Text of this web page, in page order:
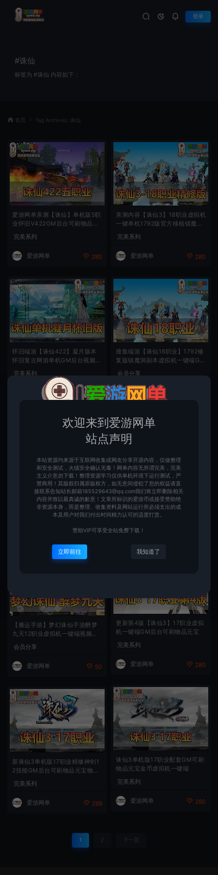
登录
#诛仙
标签为 #诛仙 内容如下：
首页 Tag Archives: 诛仙
爱游网单亲测【诛仙】单机版5职
业怀旧V422GM后台可刷物品元
宝虚拟机一键端
完美系列
爱游网单 280
亲测内容【诛仙3】18职业虚拟机
一键单机1792版官方移植镇魔洞
副本精修带EL编辑器GM后台工
具爱游网单亲测视频教学
完美系列
爱游网单 280
怀旧端游【诛仙422】凝月版本
怀旧复古网游单机GM后台视频安
装教学虚拟机一键端带EL和角色
管理器
完美系列
爱游网单 280
搜集端游【诛仙18职业】1792修
复版镇魔洞副本虚拟机一键端GM
后台
会员分享
爱游网单
搜集整理【诛仙单机】合集12个
版本带教程GM后台虚拟机端
会员分享
399
精品手游【梦幻诛仙】11职业精
修完美端+视频安装教程+GM后
台（预计五点左右上传完毕）
手游一键端
爱游网单
【搬运手游】梦幻诛仙手游醉梦
九天12职业虚拟机一键端视频安
装教程
会员分享
爱游网单 50
更新第4版【诛仙3】17职业虚拟
机一键端GM后台可刷物品元宝
完美系列
爱游网单 280
新诛仙3单机版17职业精修神剑1
2技能GM后台可刷物品元宝物品
虚拟机一键端
完美系列
爱游网单 299
诛仙3单机版17职业配套GM可刷
物品元宝金币虚拟机一键端
完美系列
爱游网单 280
1 2 下一页
欢迎来到爱游网单
站点声明
本站资源均来源于互联网收集或网友分享开源内容，仅做整理
和安全测试，火绒安全确认无毒！网单内容无所谓完美，完美
主义介意勿下载！整理资源学习仅供单机环境下运行测试，严
禁商用！其版权归属原版权方，如无意间侵犯了您的权益请直
接联系告知站长邮箱185529643@qq.com我们将立即删除相关
内容并致以最真诚的歉意！文章所标识的爱游币或接受赞助绝
非资源本身，而是整理、收集资料及网站运行所必须支出的成
本及用户对我们付出时间精力认可的适度打赏。
赞助VIP可享受全站免费下载！
立即前往 我知道了